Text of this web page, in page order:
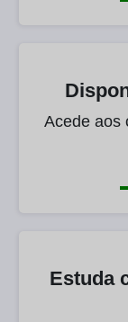
Acede aos
Estuda